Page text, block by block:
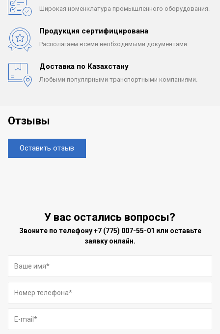
Широкая номенклатура промышленного оборудования.
Продукция сертифицирована
Располагаем всеми необходимыми документами.
Доставка по Казахстану
Любыми популярными транспортными компаниями.
Отзывы
Оставить отзыв
У вас остались вопросы?
Звоните по телефону+7 (775) 007-55-01 или оставьте
заявку онлайн.